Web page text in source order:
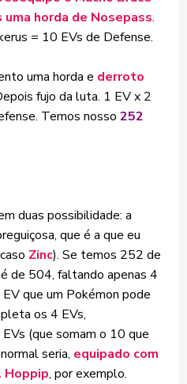
horda de Nosepass.
= 10 EVs de Defense.
uma horda e derroto
fujo da luta. 1 EV x 2
Temos nosso 252
duas possibilidade: a
que é a que eu
Zinc). Se temos 252 de
de 504, faltando apenas 4
que um Pokémon pode
os 4 EVs,
(que somam o 10 que
seria, equipado com
Hoppip, por exemplo.